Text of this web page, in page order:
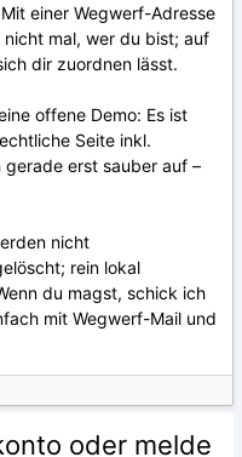
einer Wegwerf-Adresse
nicht mal, wer du bist; auf
dir zuordnen lässt.
offene Demo: Es ist
Seite inkl.
erst sauber auf –
nicht
rein lokal
du magst, schick ich
mit Wegwerf-Mail und
oder melde